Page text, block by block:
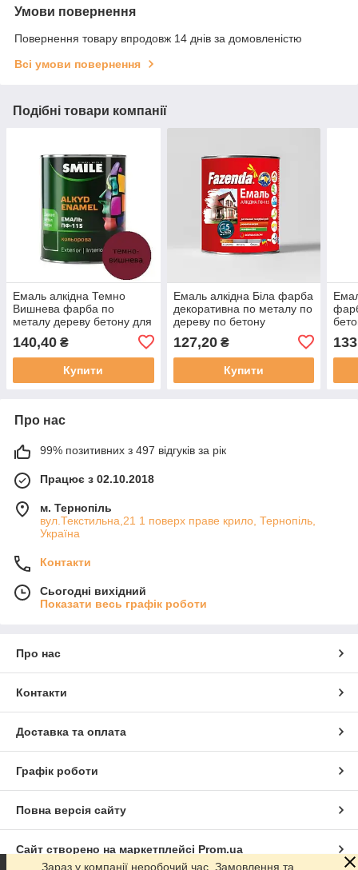
Умови повернення
Повернення товару впродовж 14 днів за домовленістю
Всі умови повернення
Подібні товари компанії
Емаль алкідна Темно
Вишнева фарба по
металу дереву бетону для
зовн. і внутр. робіт Smile
ПФ-115 [0.9 кг]
140,40 ₴
Купити
Емаль алкідна Біла фарба
декоративна по металу по
дереву по бетону
115 F [0.9 кг]
127,20₴
Купити
Про нас
99% позитивних з 497 відгуків за рік
Працює з 02.10.2018
м. Тернопіль
вул.Текстильна,21 1 поверх праве крило, Тернопіль,
Україна
Контакти
Сьогодні вихідний
Показати весь графік роботи
Про нас
Контакти
Доставка та оплата
Графік роботи
Повна версія сайту
Сайт створено на маркетплейсі Prom.ua
Зараз у компанії неробочий час. Замовлення та